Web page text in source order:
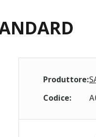
Produttore:
Codice: